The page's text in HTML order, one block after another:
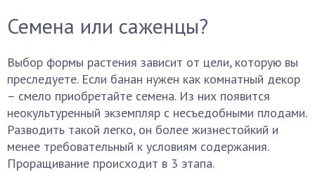
Семена или саженцы?
Выбор формы растения зависит от цели, которую вы
преследуете. Если банан нужен как комнатный декор
– смело приобретайте семена. Из них появится
неокультуренный экземпляр с несъедобными плодами.
Разводить такой легко, он более жизнестойкий и
менее требовательный к условиям содержания.
Проращивание происходит в 3 этапа.